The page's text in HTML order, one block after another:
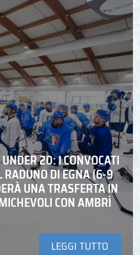
20: I CONVOCATI
RADUNO DI EGNA (6-9
UNA TRASFERTA IN
CON AMBRÌ
LEGGI TUTTO